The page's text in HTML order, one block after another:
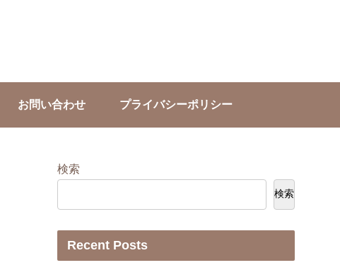
お問い合わせ プライバシーポリシー
検索
検索
Recent Posts